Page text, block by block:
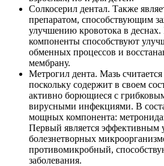
Солкосерил дентал. Также
препаратом, способствующим
улучшению кровотока в деснах.
компоненты способствуют
обменных процессов и
мембрану.
Метрогил дента. Мазь
поскольку содержит в своем
активно борющиеся с
вирусными инфекциями. В
мощных компонента:
Первый является эффективным
болезнетворных
противомикробный,
заболевания.